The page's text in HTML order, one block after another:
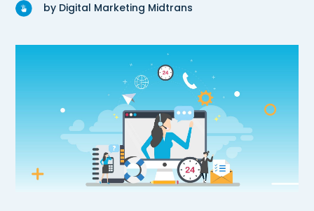
by Digital Marketing Midtrans